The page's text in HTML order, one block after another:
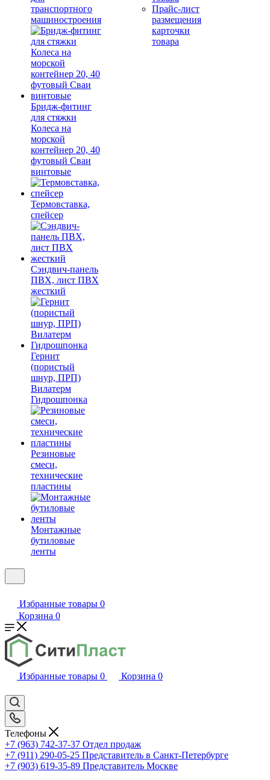
транспортного
машиностроения
Бридж-фитинг
для стяжки
Колеса на
морской
контейнер 20, 40
футовый Сваи
винтовые
Термовставка,
спейсер
Сэндвич-панель
ПВХ, лист ПВХ
жесткий
Гернит
(пористый
шнур, ПРП)
Вилатерм
Гидрошпонка
Резиновые
смеси,
технические
пластины
Монтажные
бутиловые
ленты
Прайс-лист
размещения
карточки
товара
Избранные товары 0
Корзина 0
Избранные товары 0 Корзина 0
Телефоны
+7 (963) 742-37-37 Отдел продаж
+7 (911) 290-05-25 Представитель в Санкт-Петербурге
+7 (903) 619-35-89 Представитель Москве